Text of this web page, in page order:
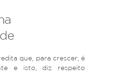
que, para crescer, é
e isto, diz respeito